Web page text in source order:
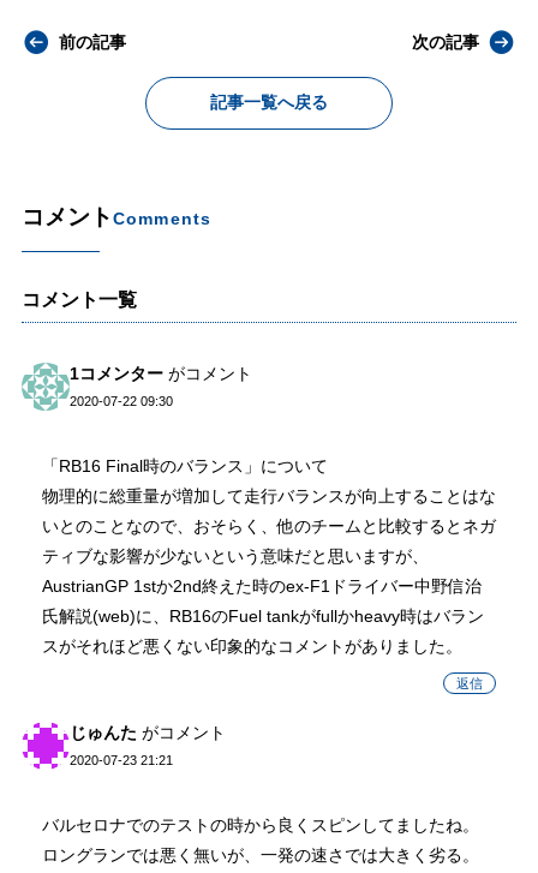
前の記事
記事一覧へ戻る
次の記事
コメントComments
コメント一覧
1コメンター がコメント
2020-07-22 09:30
「RB16 Final時のバランス」について
物理的に総重量が増加して走行バランスが向上することはな
いとのことなので、おそらく、他のチームと比較するとネガ
ティブな影響が少ないという意味だと思いますが、
AustrianGP 1stか2nd終えた時のex-F1ドライバー中野信治
氏解説(web)に、RB16のFuel tankがfullかheavy時はバラン
スがそれほど悪くない印象的なコメントがありました。
返信
じゅんた がコメント
2020-07-23 21:21
バルセロナでのテストの時から良くスピンしてましたね。
ロングランでは悪く無いが、一発の速さでは大きく劣る。